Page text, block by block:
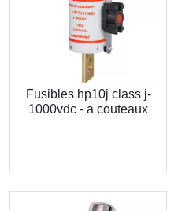
Fusibles hp10j class j-
1000vdc - a couteaux